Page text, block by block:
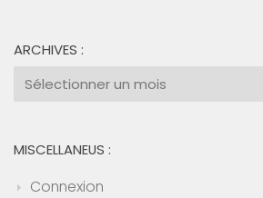
ARCHIVES :
Archives
MISCELLANEUS :
Connexion